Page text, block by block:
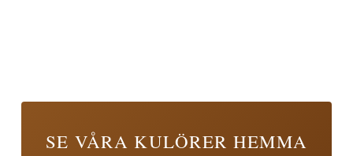
SE VÅRA KULÖRER HEMMA